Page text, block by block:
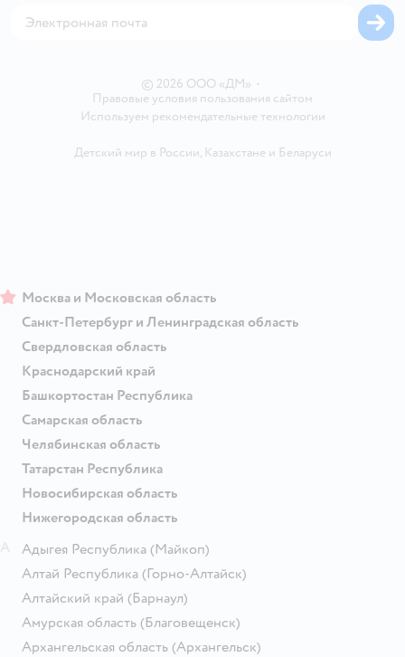
© 2026 ООО «ДМ» •
Правовые условия пользования сайтом
Используем рекомендательные технологии
Детский мир в России, Казахстанеи Беларуси
Москва и Московская область
Санкт-Петербург и Ленинградская область
Свердловская область
Краснодарский край
Башкортостан Республика
Самарская область
Челябинская область
Татарстан Республика
Новосибирская область
Нижегородская область
Адыгея Республика (Майкоп)
Алтай Республика (Горно-Алтайск)
Алтайский край (Барнаул)
Амурская область (Благовещенск)
Архангельская область (Архангельск)